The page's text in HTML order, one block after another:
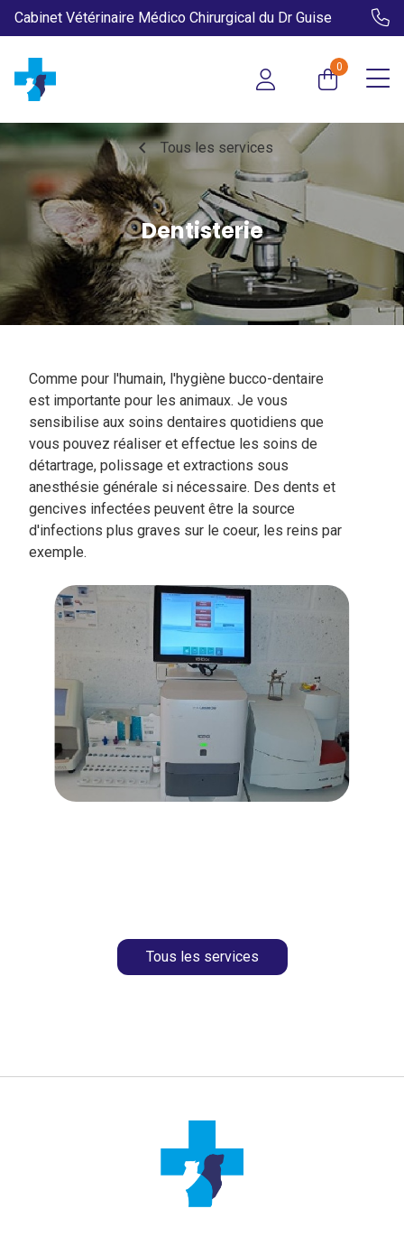
Cabinet Vétérinaire Médico Chirurgical du Dr Guise
0
chevron_left Tous les services
Dentisterie
Comme pour l'humain, l'hygiène bucco-dentaire
est importante pour les animaux. Je vous
sensibilise aux soins dentaires quotidiens que
vous pouvez réaliser et effectue les soins de
détartrage, polissage et extractions sous
anesthésie générale si nécessaire. Des dents et
gencives infectées peuvent être la source
d'infections plus graves sur le coeur, les reins par
exemple.
Tous les services